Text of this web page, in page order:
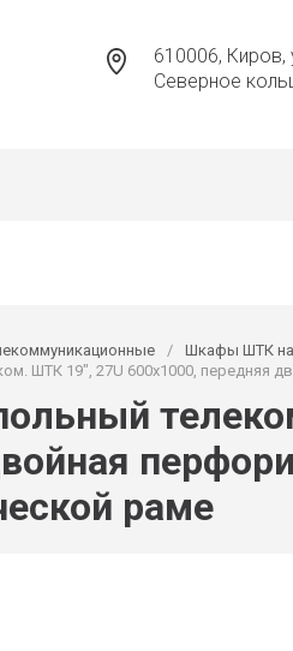
610006, Киров,
Северное
/ Шкафы ШТК
ШТК 19", 27U 600x1000, передняя
раме